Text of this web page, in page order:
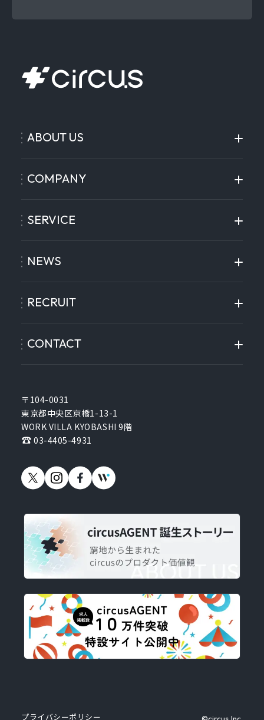
〒104-0031
東京都中央区京橋1-13-1
WORK VILLA KYOBASHI 9階
03-4405-4931
ABOUT US
COMPANY
SERVICE
NEWS
RECRUIT
CONTACT
プライバシーポリシー ©circus,Inc.